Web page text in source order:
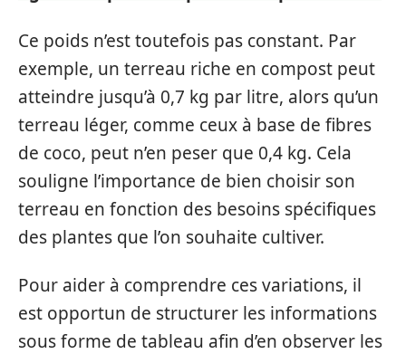
Ce poids n’est toutefois pas constant. Par
exemple, un terreau riche en compost peut
atteindre jusqu’à 0,7 kg par litre, alors qu’un
terreau léger, comme ceux à base de fibres
de coco, peut n’en peser que 0,4 kg. Cela
souligne l’importance de bien choisir son
terreau en fonction des besoins spécifiques
des plantes que l’on souhaite cultiver.
Pour aider à comprendre ces variations, il
est opportun de structurer les informations
sous forme de tableau afin d’en observer les